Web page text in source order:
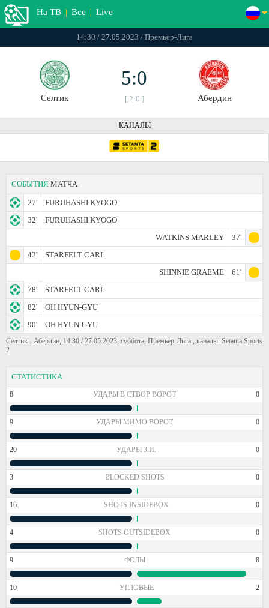
На ТВ | Все | Live
14:30 / 27.05.2023 / Премьер-Лига
Селтик
5:0
[ 2:0 ] Абердин
КАНАЛЫ
СОБЫТИЯ МАТЧА
27'
FURUHASHI KYOGO
32'
FURUHASHI KYOGO
WATKINS MARLEY
37'
42'
STARFELT CARL
SHINNIE GRAEME
61'
78'
STARFELT CARL
82'
OH HYUN-GYU
90'
OH HYUN-GYU
Селтик - Абердин, 14:30 / 27.05.2023, суббота, Премьер-Лига , каналы: Setanta Sports
2
СТАТИСТИКА
8 УДАРЫ В СТВОР ВОРОТ 0
9 УДАРЫ МИМО ВОРОТ 0
20 УДАРЫ З.И. 0
3 BLOCKED SHOTS 0
16 SHOTS INSIDEBOX 0
4 SHOTS OUTSIDEBOX 0
9 ФОЛЫ 8
10 УГЛОВЫЕ 2